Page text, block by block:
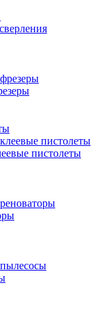
пистолеты
пистолеты